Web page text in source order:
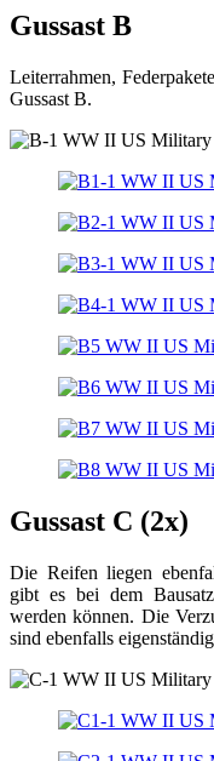
Gussast B
Leiterrahmen,
Gussast B.
Gussast C (2x)
Die Reifen liegen
gibt es bei dem
werden können. Die
sind ebenfalls